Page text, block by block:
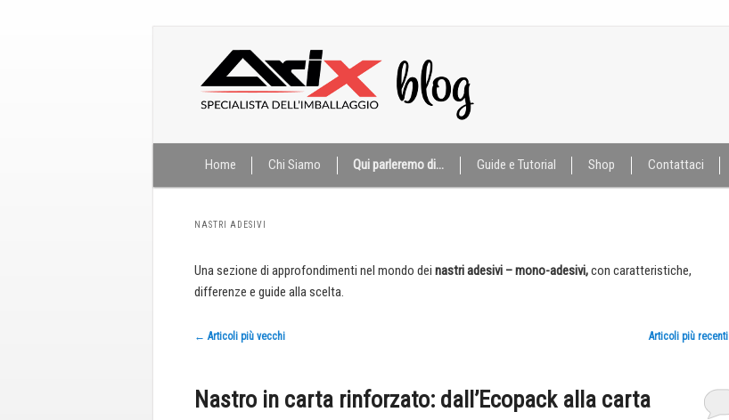
principale
secondario
Home Chi Siamo Qui parleremo di… Guide e Tutorial Shop Contattaci
NASTRI ADESIVI
Una sezione di approfondimenti nel mondo dei nastri adesivi – mono-adesivi,con caratteristiche,
differenze e guide alla scelta.
Navigazione
← Articoli più vecchi Articoli più recenti
Nastro in carta rinforzato: dall’Ecopack alla carta